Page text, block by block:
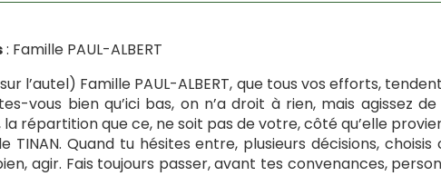
: Famille PAUL-ALBERT
l’autel) Famille PAUL-ALBERT, que tous vos efforts,
vous bien qu’ici bas, on n’a droit à rien, mais agissez
la répartition que ce, ne soit pas de votre, côté qu’elle
de TINAN. Quand tu hésites entre, plusieurs décisions,
agir. Fais toujours passer, avant tes convenances,